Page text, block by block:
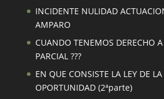
INCIDENTE NULIDAD
AMPARO
CUANDO TENEMOS DERECHO
PARCIAL ???
EN QUE CONSISTE LA LEY DE
OPORTUNIDAD (2ªparte)